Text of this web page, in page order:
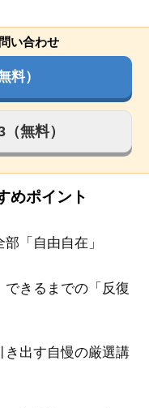
い合わせ
料）
無料）
めポイント
「自由自在」
きるまでの「反復
き出す自慢の厳選講